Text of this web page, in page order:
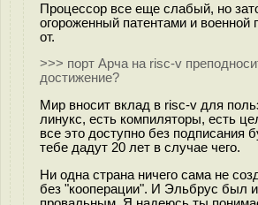
Процессор все еще слабый, но
огороженный патентами и военной
от.
>>> порт Арча на risc-v
достижение?
Мир вносит вклад в risc-v для
линукс, есть компиляторы, есть
все это доступно без подписания
тебе дадут 20 лет в случае чего.
Ни одна страна ничего сама не
без "кооперации". И Эльбрус был